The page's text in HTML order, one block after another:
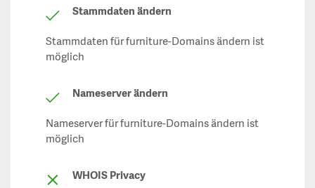
Stammdaten ändern
Stammdaten für furniture-Domains ändern ist
möglich
Nameserver ändern
Nameserver für furniture-Domains ändern ist
möglich
WHOIS Privacy